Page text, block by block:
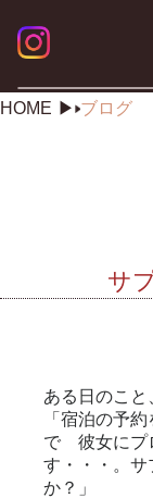
HOME ブログ
サ
ある日のこと
「宿泊の予
で 彼女にプ
す・・・。サ
か？」